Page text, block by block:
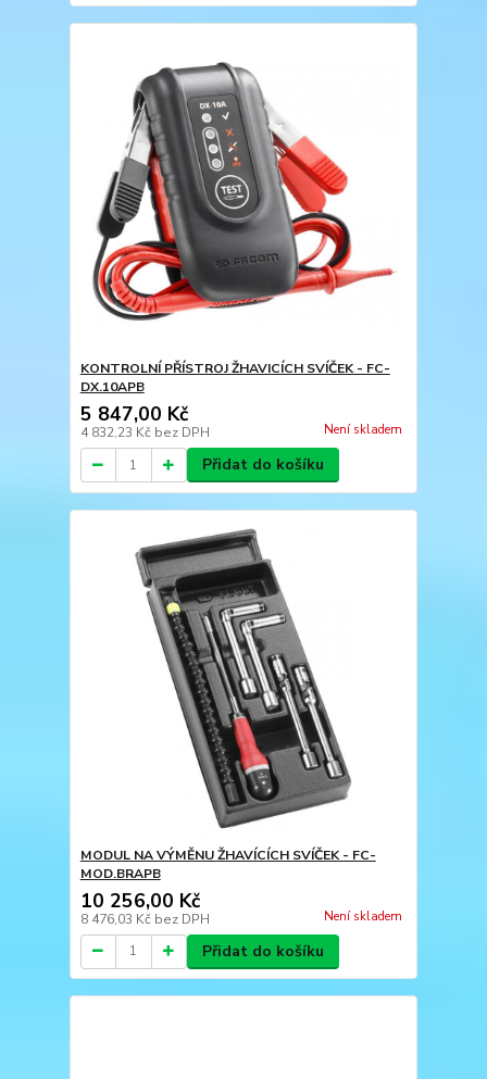
KONTROLNÍ PŘÍSTROJ ŽHAVICÍCH SVÍČEK - FC-
DX.10APB
5 847,00 Kč
4 832,23 Kč bez DPH Není skladem
Přidat do košíku
MODUL NA VÝMĚNU ŽHAVÍCÍCH SVÍČEK - FC-
MOD.BRAPB
10 256,00 Kč
8 476,03 Kč bez DPH Není skladem
Přidat do košíku